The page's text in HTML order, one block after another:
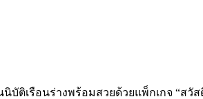
นิบัติเรือนร่างพร้อมสวยด้วยแพ็กเกจ “สวั